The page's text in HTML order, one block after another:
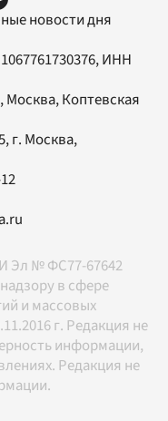
новости дня
ИНН
Москва, Коптевская
, г. Москва,
Эл № ФС77-67642
в сфере
и массовых
г. Редакция не
информации,
Редакция не